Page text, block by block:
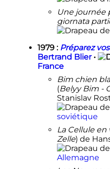
Une journée
giornata
1979 : Préparez
Bertrand Blier•
France
Bim chien
(Belyy Bim -
Stanislav
soviétique
La Cellule en
Zelle) de
Allemagne